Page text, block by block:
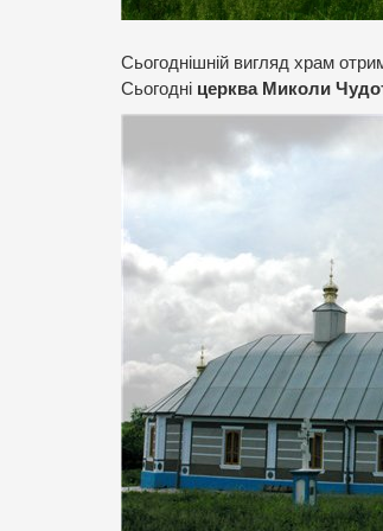
Сьогоднішній вигляд храм
Сьогодні церква Миколи